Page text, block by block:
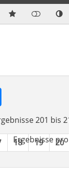
201 bis
18 19 20
Ergebnisse pro